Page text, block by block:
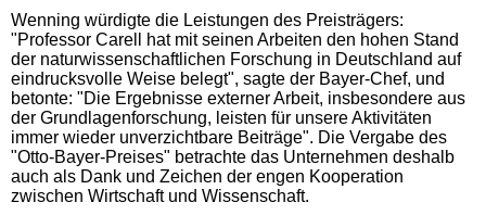
Wenning würdigte die Leistungen des Preisträgers:
"Professor Carell hat mit seinen Arbeiten den hohen Stand
der naturwissenschaftlichen Forschung in Deutschland auf
eindrucksvolle Weise belegt", sagte der Bayer-Chef, und
betonte: "Die Ergebnisse externer Arbeit, insbesondere aus
der Grundlagenforschung, leisten für unsere Aktivitäten
immer wieder unverzichtbare Beiträge". Die Vergabe des
"Otto-Bayer-Preises" betrachte das Unternehmen deshalb
auch als Dank und Zeichen der engen Kooperation
zwischen Wirtschaft und Wissenschaft.